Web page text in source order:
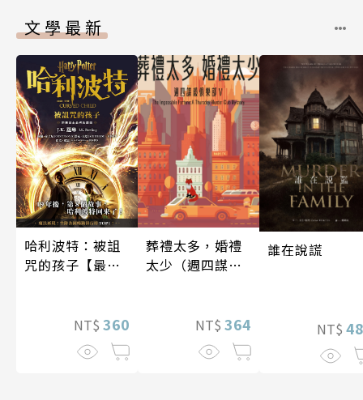
文學最新
哈利波特：被詛
咒的孩子【最終
NT$ 360
葬禮太多，婚禮
太少（週四謀殺
NT$ 364
誰在說謊
NT$